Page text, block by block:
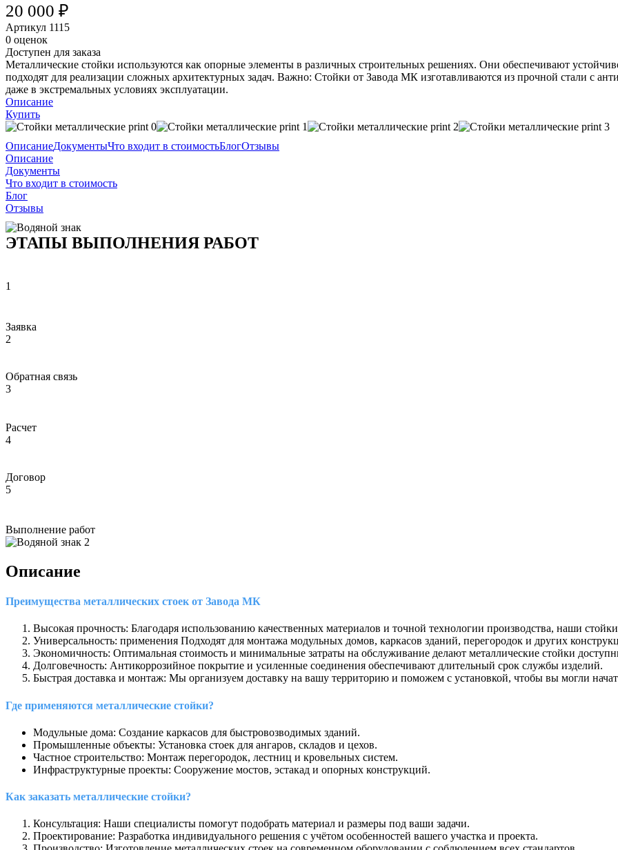
20 000 ₽
Артикул 1115
0 оценок
Доступен для заказа
Металлические стойки используются как опорные элементы в различных строительных решениях. Они обеспечивают
подходят для реализации сложных архитектурных задач. Важно: Стойки от Завода МК изготавливаются из прочной стали с
даже в экстремальных условиях эксплуатации.
Описание
Купить
ОписаниеДокументыЧто входит в стоимостьБлогОтзывы
Описание
Документы
Что входит в стоимость
Блог
Отзывы
ЭТАПЫ ВЫПОЛНЕНИЯ РАБОТ
1
Заявка
2
Обратная связь
3
Расчет
4
Договор
5
Выполнение работ
Описание
Преимущества металлических стоек от Завода МК
Высокая прочность: Благодаря использованию качественных материалов и точной технологии производства, наши
Универсальность: применения Подходят для монтажа модульных домов, каркасов зданий, перегородок и других
Экономичность: Оптимальная стоимость и минимальные затраты на обслуживание делают металлические стойки
Долговечность: Антикоррозийное покрытие и усиленные соединения обеспечивают длительный срок службы изделий.
Быстрая доставка и монтаж: Мы организуем доставку на вашу территорию и поможем с установкой, чтобы вы могли
Где применяются металлические стойки?
Модульные дома: Создание каркасов для быстровозводимых зданий.
Промышленные объекты: Установка стоек для ангаров, складов и цехов.
Частное строительство: Монтаж перегородок, лестниц и кровельных систем.
Инфраструктурные проекты: Сооружение мостов, эстакад и опорных конструкций.
Как заказать металлические стойки?
Консультация: Наши специалисты помогут подобрать материал и размеры под ваши задачи.
Проектирование: Разработка индивидуального решения с учётом особенностей вашего участка и проекта.